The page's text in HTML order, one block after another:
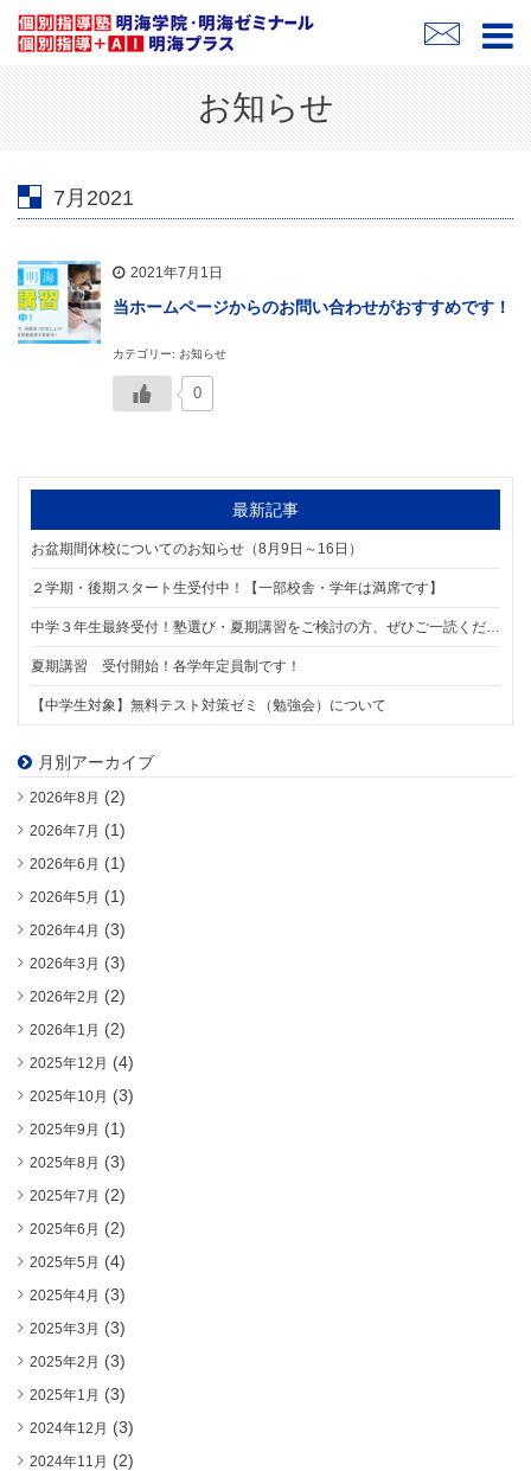
お知らせ
7月2021
2021年7月1日
当ホームページからのお問い合わせがおすすめです！
カテゴリー: お知らせ
0
最新記事
お盆期間休校についてのお知らせ（8月9日～16日）
２学期・後期スタート生受付中！【一部校舎・学年は満席です】
中学３年生最終受付！塾選び・夏期講習をご検討の方、ぜひご一読ください。【8/1スタート】
夏期講習 受付開始！各学年定員制です！
【中学生対象】無料テスト対策ゼミ（勉強会）について
月別アーカイブ
2026年8月 (2)
2026年7月 (1)
2026年6月 (1)
2026年5月 (1)
2026年4月 (3)
2026年3月 (3)
2026年2月 (2)
2026年1月 (2)
2025年12月 (4)
2025年10月 (3)
2025年9月 (1)
2025年8月 (3)
2025年7月 (2)
2025年6月 (2)
2025年5月 (4)
2025年4月 (3)
2025年3月 (3)
2025年2月 (3)
2025年1月 (3)
2024年12月 (3)
2024年11月 (2)